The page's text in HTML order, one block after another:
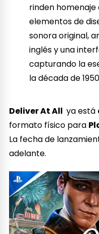
rinden homenaje
elementos de
sonora original,
inglés y una
capturando la
la década de
Deliver At All ya está
formato físico para
La fecha de
adelante.